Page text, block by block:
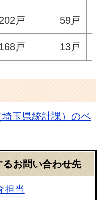
202戸 59戸
168戸 13戸
玉県統計課）のペ
お問い合わせ先
担当